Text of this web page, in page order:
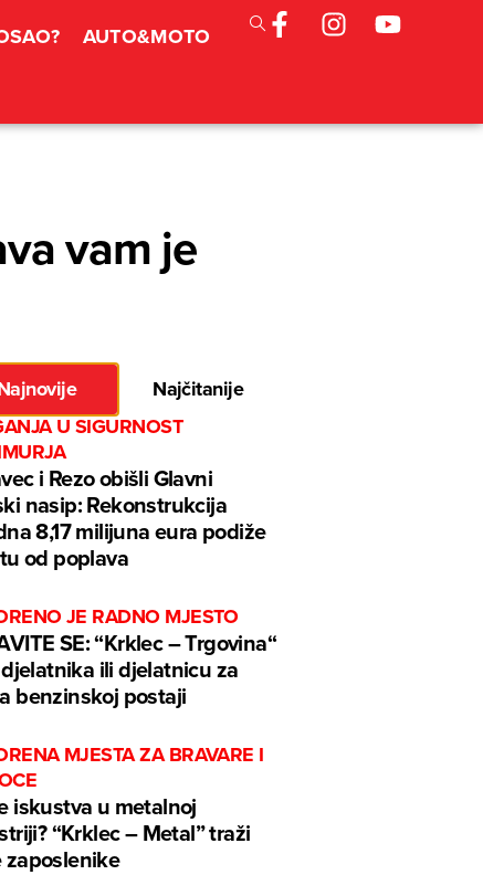
AUTO&MOTO
vam je
Najčitanije
U SIGURNOST
i Rezo obišli Glavni
nasip: Rekonstrukcija
8,17 milijuna eura podiže
od poplava
JE RADNO MJESTO
SE: “Krklec – Trgovina“
ili djelatnicu za
benzinskoj postaji
MJESTA ZA BRAVARE I
iskustva u metalnoj
“Krklec – Metal” traži
zaposlenike